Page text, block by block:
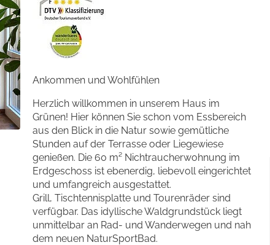
Ankommen und Wohlfühlen
Herzlich willkommen in unserem Haus im
Grünen! Hier können Sie schon vom Essbereich
aus den Blick in die Natur sowie gemütliche
Stunden auf der Terrasse oder Liegewiese
genießen. Die 60 m² Nichtraucherwohnung im
Erdgeschoss ist ebenerdig, liebevoll eingerichtet
und umfangreich ausgestattet.
Grill, Tischtennisplatte und Tourenräder sind
verfügbar. Das idyllische Waldgrundstück liegt
unmittelbar an Rad- und Wanderwegen und nah
dem neuen NaturSportBad.